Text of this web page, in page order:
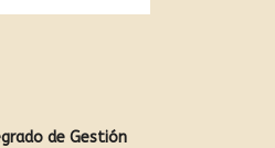
de Gestión